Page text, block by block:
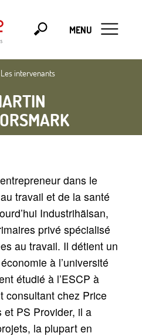
MENU
Les intervenants
dans le
travail et de la santé
Industrihälsan,
privé spécialisé
au travail. Il détient un
à l’université
étudié à l’ESCP à
consultant chez Price
et PS Provider, il a
la plupart en